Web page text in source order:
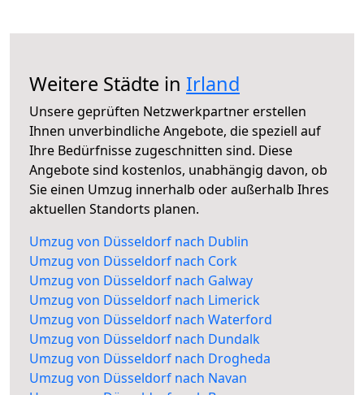
Weitere Städte in Irland
Unsere geprüften Netzwerkpartner erstellen
Ihnen unverbindliche Angebote, die speziell auf
Ihre Bedürfnisse zugeschnitten sind. Diese
Angebote sind kostenlos, unabhängig davon, ob
Sie einen Umzug innerhalb oder außerhalb Ihres
aktuellen Standorts planen.
Umzug von Düsseldorf nach Dublin
Umzug von Düsseldorf nach Cork
Umzug von Düsseldorf nach Galway
Umzug von Düsseldorf nach Limerick
Umzug von Düsseldorf nach Waterford
Umzug von Düsseldorf nach Dundalk
Umzug von Düsseldorf nach Drogheda
Umzug von Düsseldorf nach Navan